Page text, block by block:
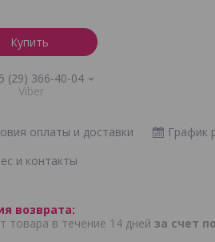
Купить
(29) 366-40-04
Viber
оплаты и доставки
График
и контакты
товара в течение 14 дней за счет